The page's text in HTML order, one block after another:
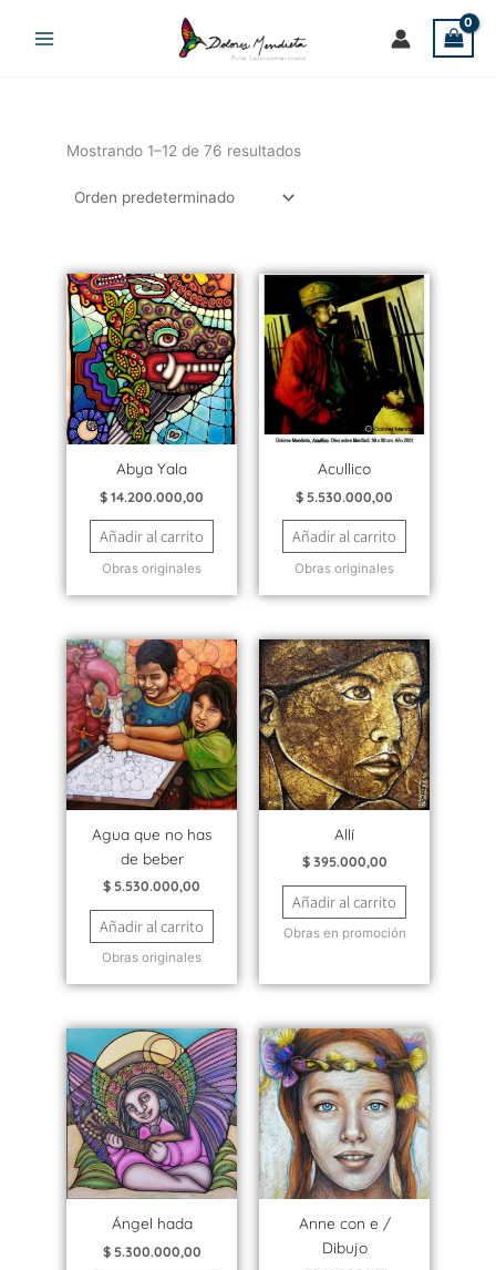
Mostrando 1–12 de 76 resultados
Abya Yala
$ 14.200.000,00
Añadir al carrito
Obras originales
Acullico
$ 5.530.000,00
Añadir al carrito
Obras originales
Agua que no has
de beber
$ 5.530.000,00
Añadir al carrito
Obras originales
Allí
$395.000,00
Añadir al carrito
Obras en promoción
Ángel hada
$5.300.000,00
Anne con e /
Dibujo